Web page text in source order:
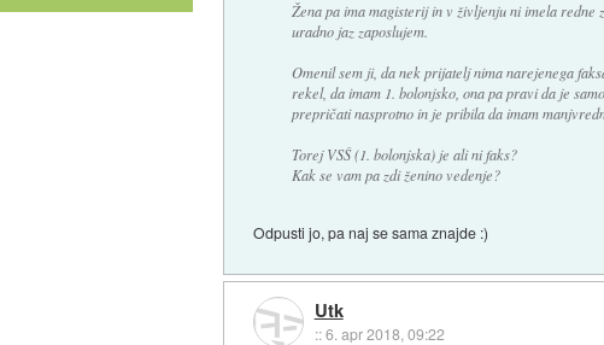
Žena pa ima magisterij in v življenju ni imela redne
uradno jaz zaposlujem.
Omenil sem ji, da nek prijatelj nima narejenega
rekel, da imam 1. bolonjsko, ona pa pravi da je
prepričati nasprotno in je pribila da imam
Torej VSŠ (1. bolonjska) je ali ni faks?
Kak se vam pa zdi ženino vedenje?
Odpusti jo, pa naj se sama znajde :)
Utk
::6. apr 2018, 09:22